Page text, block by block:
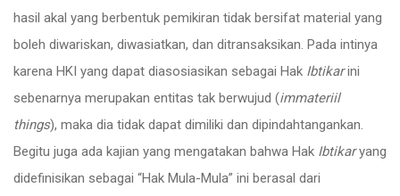
hasil akal yang berbentuk pemikiran tidak bersifat material yang
boleh diwariskan, diwasiatkan, dan ditransaksikan. Pada intinya
karena HKI yang dapat diasosiasikan sebagai Hak Ibtikarini
sebenarnya merupakan entitas tak berwujud (immateriil
things), maka dia tidak dapat dimiliki dan dipindahtangankan.
Begitu juga ada kajian yang mengatakan bahwa Hak Ibtikaryang
didefinisikan sebagai “Hak Mula-Mula” ini berasal dari